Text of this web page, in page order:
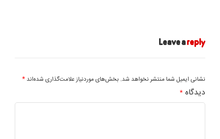
Leave areply
نشانی ایمیل شما منتشر نخواهد شد. بخش‌های موردنیاز علامت‌گذاری شده‌اند *
دیدگاه *